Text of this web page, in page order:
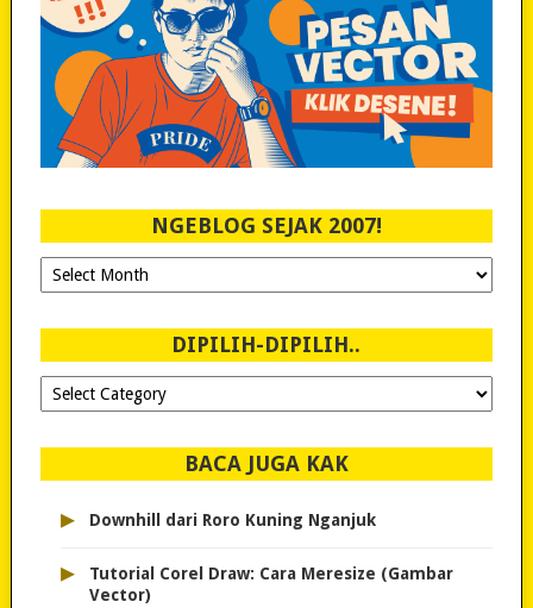
NGEBLOG SEJAK 2007!
Ngeblog
Sejak
DIPILIH-DIPILIH..
Dipilih-
dipilih..
BACA JUGA KAK
▸ Downhill dari Roro Kuning Nganjuk
▸
Tutorial Corel Draw: Cara Meresize (Gambar
Vector)